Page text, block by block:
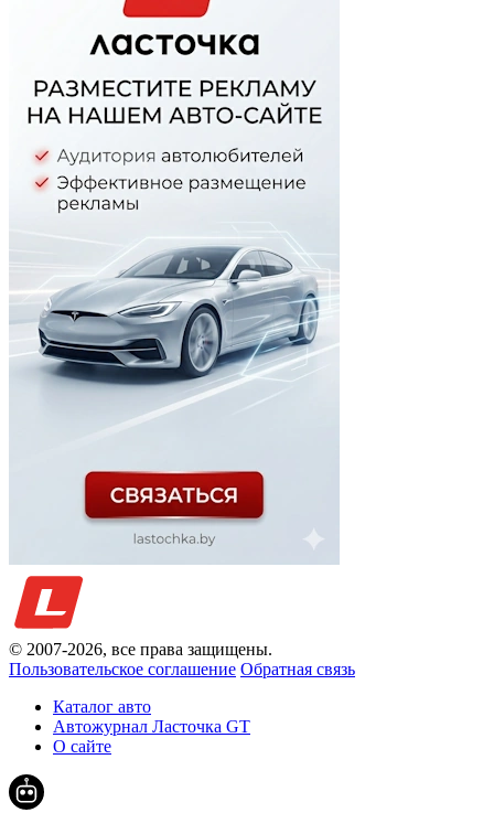
© 2007-2026, все права защищены.
Пользовательское соглашение Обратная связь
Каталог авто
Автожурнал Ласточка GT
О сайте